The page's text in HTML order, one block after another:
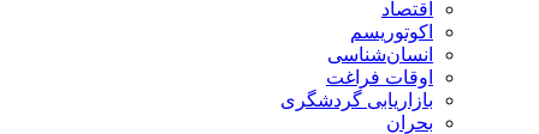
اقتصاد
اکوتوریسم
انسان‌شناسی
اوقات فراغت
بازاریابی گردشگری
بحران